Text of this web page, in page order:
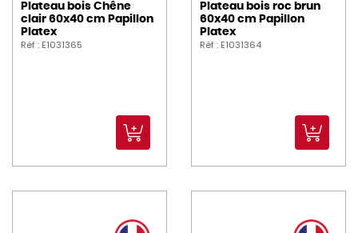
Plateau bois Chêne
clair 60x40 cm Papillon
Platex
Réf : E1031365
Plateau bois roc brun
60x40 cm Papillon
Platex
Réf : E1031364